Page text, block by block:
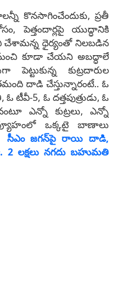
కొనసాగించేందుకు, ప్రతీ
పెత్తందార్లపై యుద్ధానికి
చేశామన్న ధైర్యంతో నిలబడిన
మంచి కూడా చేయని అబద్ధాలే
కుట్రదారుల
దాడి చేస్తున్నారంటే.. ఓ
టీవీ-5, ఓ దత్తపుత్రుడు, ఓ
ఎన్నో కుట్రలు, ఎన్నో
ఒక్కటై బాణాలు
సీఎం జగన్‌పై రాయి దాడి,
లక్షలు నగదు బహుమతి